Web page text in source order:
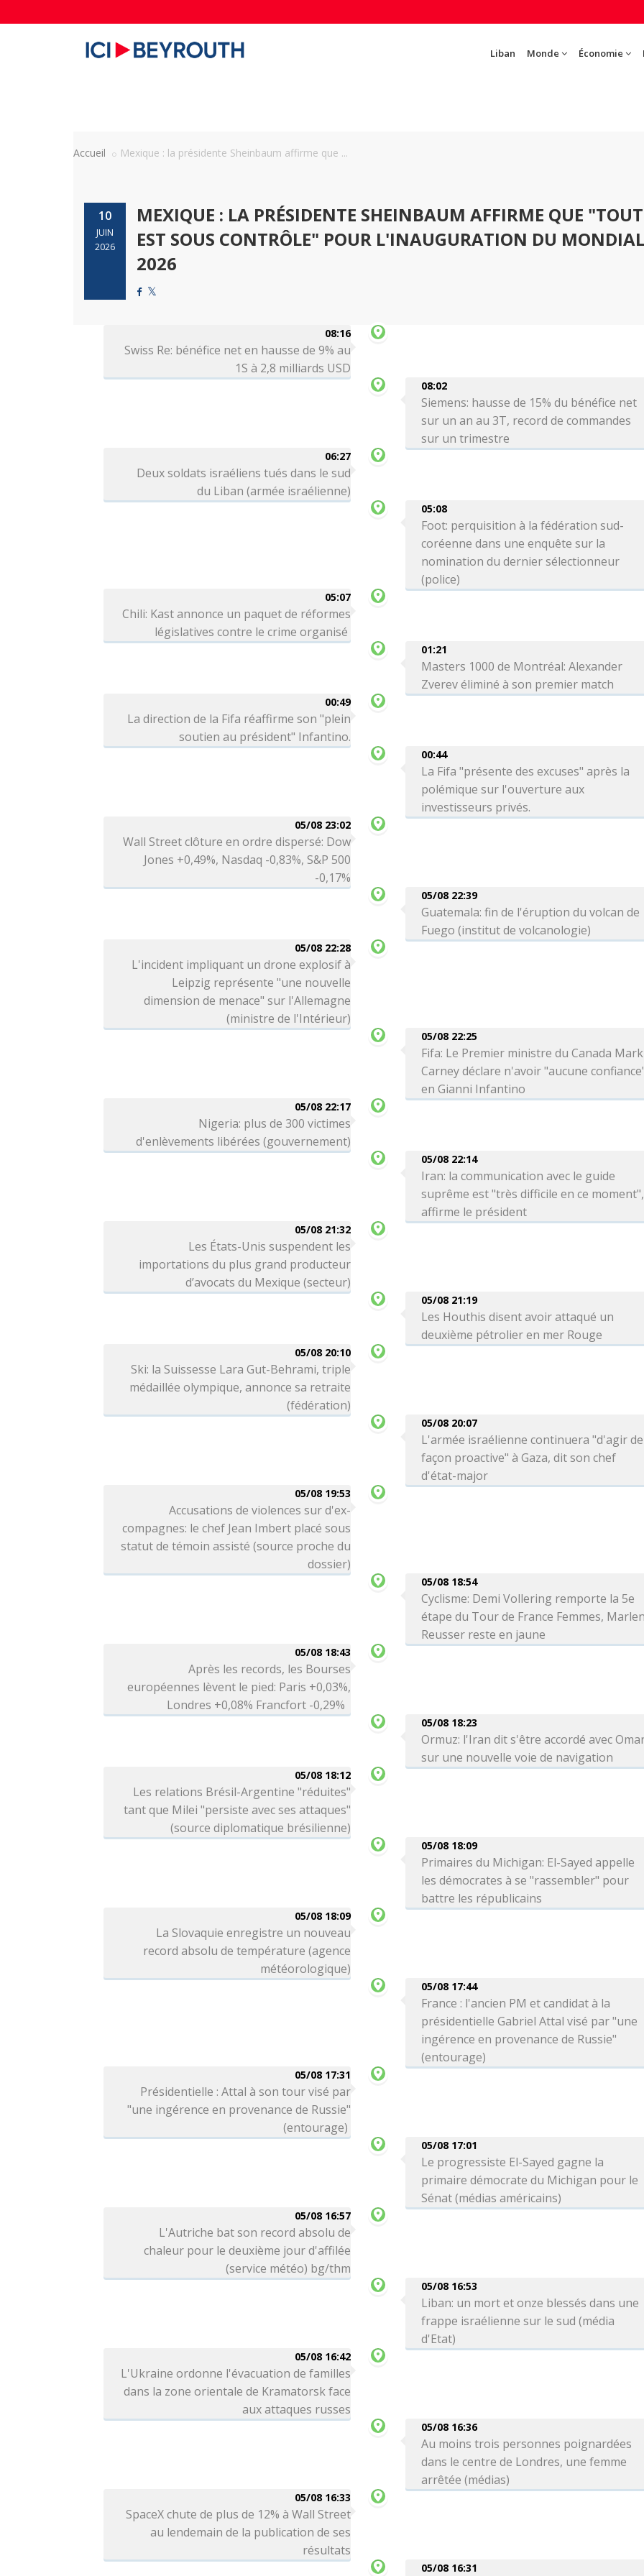
Liban Monde Économie
Accueil Mexique : la présidente Sheinbaum affirme que ...
10
JUIN
2026
MEXIQUE : LA PRÉSIDENTE SHEINBAUM AFFIRME QUE "TOUT
EST SOUS CONTRÔLE" POUR L'INAUGURATION DU
2026
08:16
Swiss Re: bénéfice net en hausse de 9% au
1S à 2,8 milliards USD
08:02
Siemens: hausse de 15% du bénéfice net
sur un an au 3T, record de commandes
sur un trimestre
06:27
Deux soldats israéliens tués dans le sud
du Liban (armée israélienne)
05:08
Foot: perquisition à la fédération sud-
coréenne dans une enquête sur la
nomination du dernier sélectionneur
(police)
05:07
Chili: Kast annonce un paquet de réformes
législatives contre le crime organisé
01:21
Masters 1000 de Montréal: Alexander
Zverev éliminé à son premier match
00:49
La direction de la Fifa réaffirme son "plein
soutien au président" Infantino.
00:44
La Fifa "présente des excuses" après la
polémique sur l'ouverture aux
investisseurs privés.
05/08 23:02
Wall Street clôture en ordre dispersé: Dow
Jones +0,49%, Nasdaq -0,83%, S&P 500
-0,17%
05/08 22:39
Guatemala: fin de l'éruption du volcan de
Fuego (institut de volcanologie)
05/08 22:28
L'incident impliquant un drone explosif à
Leipzig représente "une nouvelle
dimension de menace" sur l'Allemagne
(ministre de l'Intérieur)
05/08 22:25
Fifa: Le Premier ministre du Canada Mark
Carney déclare n'avoir "aucune
en Gianni Infantino
05/08 22:17
Nigeria: plus de 300 victimes
d'enlèvements libérées (gouvernement)
05/08 22:14
Iran: la communication avec le guide
suprême est "très difficile en ce moment",
affirme le président
05/08 21:32
Les États-Unis suspendent les
importations du plus grand producteur
d’avocats du Mexique (secteur)
05/08 21:19
Les Houthis disent avoir attaqué un
deuxième pétrolier en mer Rouge
05/08 20:10
Ski: la Suissesse Lara Gut-Behrami, triple
médaillée olympique, annonce sa retraite
(fédération)
05/08 20:07
L'armée israélienne continuera "d'agir de
façon proactive" à Gaza, dit son chef
d'état-major
05/08 19:53
Accusations de violences sur d'ex-
compagnes: le chef Jean Imbert placé sous
statut de témoin assisté (source proche du
dossier)
05/08 18:54
Cyclisme: Demi Vollering remporte la 5e
étape du Tour de France Femmes,
Reusser reste en jaune
05/08 18:43
Après les records, les Bourses
européennes lèvent le pied: Paris +0,03%,
Londres +0,08% Francfort -0,29%
05/08 18:23
Ormuz: l'Iran dit s'être accordé avec
sur une nouvelle voie de navigation
05/08 18:12
Les relations Brésil-Argentine "réduites"
tant que Milei "persiste avec ses attaques"
(source diplomatique brésilienne)
05/08 18:09
Primaires du Michigan: El-Sayed appelle
les démocrates à se "rassembler" pour
battre les républicains
05/08 18:09
La Slovaquie enregistre un nouveau
record absolu de température (agence
météorologique)
05/08 17:44
France : l'ancien PM et candidat à la
présidentielle Gabriel Attal visé par "une
ingérence en provenance de Russie"
(entourage)
05/08 17:31
Présidentielle : Attal à son tour visé par
"une ingérence en provenance de Russie"
(entourage)
05/08 17:01
Le progressiste El-Sayed gagne la
primaire démocrate du Michigan pour le
Sénat (médias américains)
05/08 16:57
L'Autriche bat son record absolu de
chaleur pour le deuxième jour d'affilée
(service météo) bg/thm
05/08 16:53
Liban: un mort et onze blessés dans une
frappe israélienne sur le sud (média
d'Etat)
05/08 16:42
L'Ukraine ordonne l'évacuation de familles
dans la zone orientale de Kramatorsk face
aux attaques russes
05/08 16:36
Au moins trois personnes poignardées
dans le centre de Londres, une femme
arrêtée (médias)
05/08 16:33
SpaceX chute de plus de 12% à Wall Street
au lendemain de la publication de ses
résultats
05/08 16:31